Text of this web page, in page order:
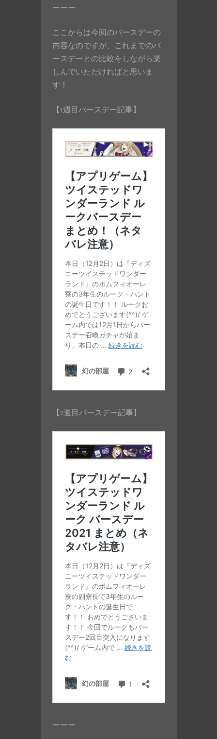
ーーー
ここからは今回のバースデーの
内容なのですが、これまでのバ
ースデーとの比較をしながら楽
しんでいただければと思いま
す！
【1週目バースデー記事】
【2週目バースデー記事】
ーーー